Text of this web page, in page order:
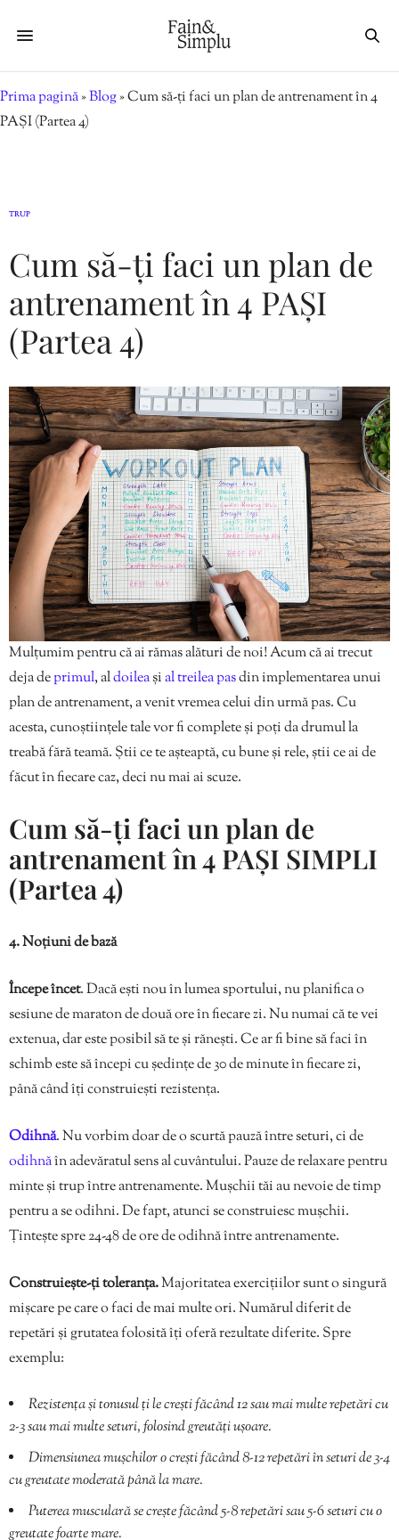
Prima pagină»Blog»Cum să-ți faci un plan de antrenament în 4
PAȘI (Partea 4)
TRUP
Cum să-ți faci un plan de
antrenament în 4 PAȘI
(Partea 4)
Mulțumim pentru că ai rămas alături de noi! Acum că ai trecut
deja deprimul, aldoileașial treilea pasdin implementarea unui
plan de antrenament, a venit vremea celui din urmă pas. Cu
acesta, cunoștiințele tale vor fi complete și poți da drumul la
treabă fără teamă. Știi ce te așteaptă, cu bune și rele, știi ce ai de
făcut în fiecare caz, deci nu mai ai scuze.
Cum să-ți faci un plan de
antrenament în 4 PAȘI SIMPLI
(Partea 4)
4. Noțiuni de bază
Începe încet. Dacă ești nou în lumea sportului, nu planifica o
sesiune de maraton de două ore în fiecare zi. Nu numai că te vei
extenua, dar este posibil să te și rănești. Ce ar fi bine să faci în
schimb este să începi cu ședințe de 30 de minute în fiecare zi,
până când îți construiești rezistența.
Odihnă. Nu vorbim doar de o scurtă pauză între seturi, ci de
odihnăîn adevăratul sens al cuvântului. Pauze de relaxare pentru
minte și trup între antrenamente. Mușchii tăi au nevoie de timp
pentru a se odihni. De fapt, atunci se construiesc mușchii.
Țintește spre 24-48 de ore de odihnă între antrenamente.
Construiește-ți toleranța.Majoritatea exercițiilor sunt o singură
mișcare pe care o faci de mai multe ori. Numărul diferit de
repetări și grutatea folosită îți oferă rezultate diferite. Spre
exemplu:
Rezistența și tonusul ți le crești făcând 12 sau mai multe repetări cu
2-3 sau mai multe seturi, folosind greutăți ușoare.
Dimensiunea mușchilor o crești făcând 8-12 repetări în seturi de 3-4
cu greutate moderată până la mare.
Puterea musculară se crește făcând 5-8 repetări sau 5-6 seturi cu o
greutate foarte mare.